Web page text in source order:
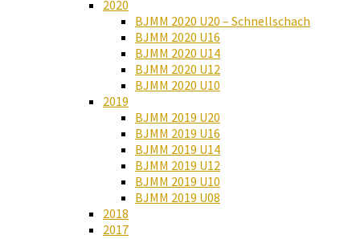
2020
BJMM 2020 U20 – Schnellschach
BJMM 2020 U16
BJMM 2020 U14
BJMM 2020 U12
BJMM 2020 U10
2019
BJMM 2019 U20
BJMM 2019 U16
BJMM 2019 U14
BJMM 2019 U12
BJMM 2019 U10
BJMM 2019 U08
2018
2017